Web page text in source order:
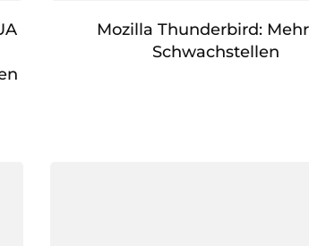
Mozilla Thunderbird:
Schwachstellen